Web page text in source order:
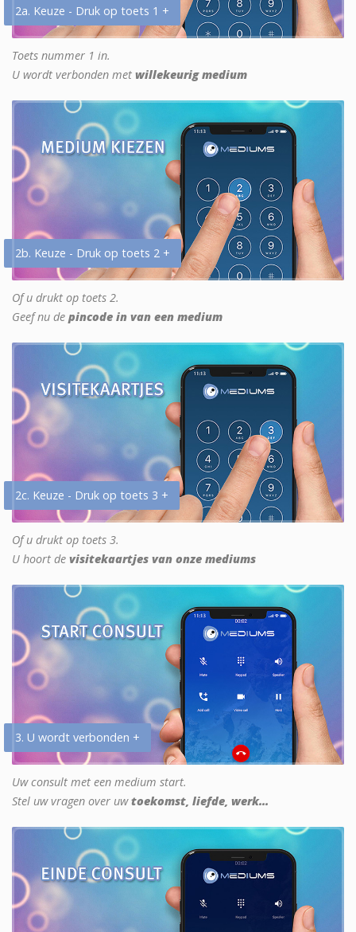
2a. Keuze - Druk op toets 1 +
Toets nummer 1 in.
U wordt verbonden met willekeurig medium
2b. Keuze - Druk op toets 2 +
Of u drukt op toets 2.
Geef nu de pincode in van een medium
2c. Keuze - Druk op toets 3 +
Of u drukt op toets 3.
U hoort de visitekaartjes van onze mediums
3. U wordt verbonden +
Uw consult met een medium start.
Stel uw vragen over uwtoekomst, liefde, werk...